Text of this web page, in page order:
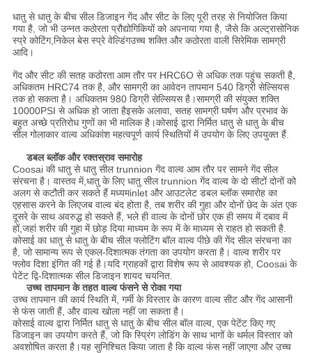
धातु से धातु के बीच सील डिजाइन गेंद और सीट के लिए पूरी तरह से नियोजित किया
गया है, जो भी उन्नत कठोरता प्रौद्योगिकियों को अपनाया गया है, जैसे कि अल्ट्रासोनिक
स्प्रे कोटिंग,निकेल बेस स्प्रे वेल्डिंगउच्च शक्ति और कठोरता वाली सिरेमिक सामग्री
आदि।
गेंद और सीट की सतह कठोरता आम तौर पर HRC6O से अधिक तक पहुंच सकती है,
अधिकतम HRC74 तक है, और सामग्री का आवेदन तापमान 540 डिग्री सेल्सियस
तक हो सकता है। अधिकतम 980 डिग्री सेल्सियस है।सामग्री की संयुक्त शक्ति
10000PSI से अधिक हो जाता हैइसके अलावा, सतह सामग्री घर्षण और प्रभाव के
बहुत अच्छे प्रतिरोध गुणों का भी मालिक है।कोसाई द्वारा निर्मित धातु से धातु के बीच
सील गोलाकार वाल्व अधिकांश महत्वपूर्ण कार्य स्थितियों में उपयोग के लिए उपयुक्त हैं.
डबल ब्लॉक और रक्तस्राव समारोह
Coosai की धातु से धातु सील trunnion गेंद वाल्व आम तौर पर सामने गेंद सील
संरचना है। वास्तव में,धातु के लिए धातु सील trunnion गेंद वाल्व के दो सीटों दोनों को
अलग से कटौती कर सकते हैं मध्यमinlet और आउटलेट डबल ब्लॉक समारोह का
एहसास करने के लिएजब वाल्व बंद होता है, तब शरीर की गुहा और दोनों छेद के अंत एक
दूसरे के साथ अवरुद्ध हो सकते हैं, भले ही वाल्व के दोनों छोर एक ही समय में दबाव में
हों,जहां शरीर की गुहा में छोड़ दिया माध्यम के रूप में के माध्यम से राहत हो सकती है.
कोसाई का धातु से धातु के बीच सील फ्लोटिंग बॉल वाल्व पीछे की गेंद सील संरचना का
है, जो सामान्य रूप से एकल-दिशात्मक तंगता का उपयोग करता है। वाल्व शरीर पर
फ्लोव दिशा इंगित की गई है।यदि ग्राहकों द्वारा विशेष रूप से आवश्यक हो, Coosai के
पेटेंट द्वि-दिशात्मक सील डिजाइन शायद चयनित.
उच्च तापमान के तहत वाल्व फंसने से रोका गया
उच्च तापमान की कार्य स्थिति में, गर्मी के विस्तार के कारण वाल्व सीट और गेंद आसानी
से फंस जाती हैं, और वाल्व खोला नहीं जा सकता है।
कोसाई वाल्व द्वारा निर्मित धातु से धातु के बीच सील बॉल वाल्व, एक पेटेंट किए गए
डिजाइन का उपयोग करते हैं, जो कि स्प्रिंग लोडिंग के साथ भागों के थर्मल विस्तार को
अवशोषित करता है।यह सुनिश्चित किया जाता है कि वाल्व फंस नहीं जाएगा और उच्च